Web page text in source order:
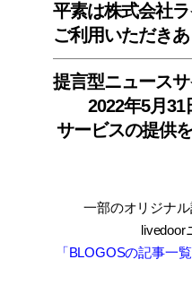
平素は株式会社
ご利用いただき
提言型ニュースサ
2022年5月
サービスの提供
一部のオリジナ
livedoor
「BLOGOSの記事一覧